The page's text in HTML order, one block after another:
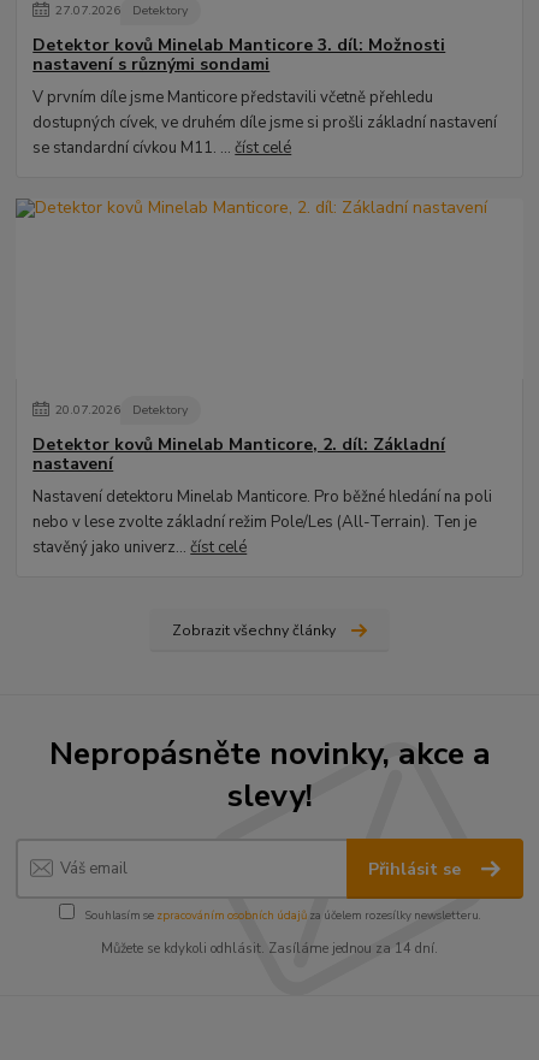
27.07.2026 Detektory
Detektor kovů Minelab Manticore 3. díl: Možnosti
nastavení s různými sondami
V prvním díle jsme Manticore představili včetně přehledu
dostupných cívek, ve druhém díle jsme si prošli základní nastavení
se standardní cívkou M11. ...číst celé
20.07.2026 Detektory
Detektor kovů Minelab Manticore, 2. díl: Základní
nastavení
Nastavení detektoru Minelab Manticore. Pro běžné hledání na poli
nebo v lese zvolte základní režim Pole/Les (All-Terrain). Ten je
stavěný jako univerz...číst celé
Zobrazit všechny články
Nepropásněte novinky, akce a
slevy!
Přihlásit se
Souhlasím se zpracováním osobních údajůza účelem rozesílky newsletteru.
Můžete se kdykoli odhlásit. Zasíláme jednou za 14 dní.